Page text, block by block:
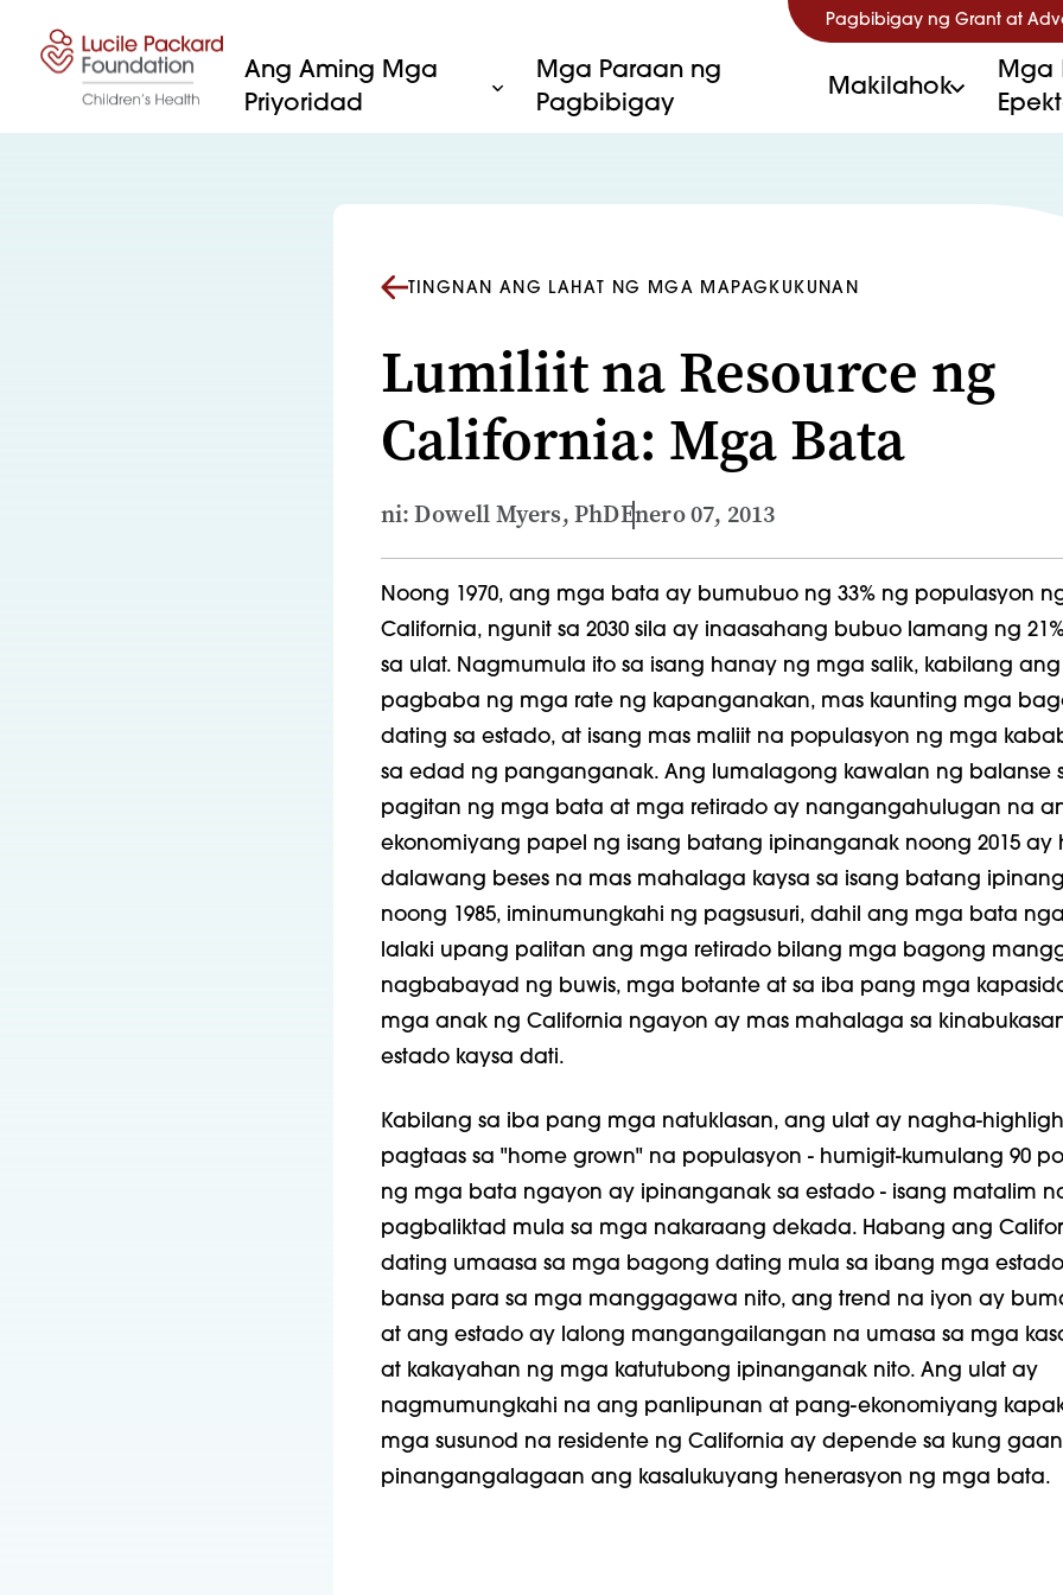
Pagbibigay ng Grant at
Ang Aming Mga
Priyoridad
Mga Paraan ng
Pagbibigay
Makilahok
Mga
TINGNAN ANG LAHAT NG MGA MAPAGKUKUNAN
Lumiliit na Resource ng
California: Mga Bata
ni: Dowell Myers, PhDEnero 07, 2013
Noong 1970, ang mga bata ay bumubuo ng 33% ng populasyon
California, ngunit sa 2030 sila ay inaasahang bubuo lamang ng
sa ulat. Nagmumula ito sa isang hanay ng mga salik, kabilang ang
pagbaba ng mga rate ng kapanganakan, mas kaunting mga
dating sa estado, at isang mas maliit na populasyon ng mga
sa edad ng panganganak. Ang lumalagong kawalan ng balanse
pagitan ng mga bata at mga retirado ay nangangahulugan na
ekonomiyang papel ng isang batang ipinanganak noong 2015 ay
dalawang beses na mas mahalaga kaysa sa isang batang
noong 1985, iminumungkahi ng pagsusuri, dahil ang mga bata
lalaki upang palitan ang mga retirado bilang mga bagong
nagbabayad ng buwis, mga botante at sa iba pang mga
mga anak ng California ngayon ay mas mahalaga sa
estado kaysa dati.
Kabilang sa iba pang mga natuklasan, ang ulat ay nagha-
pagtaas sa "home grown" na populasyon - humigit-kumulang 90
ng mga bata ngayon ay ipinanganak sa estado - isang matalim
pagbaliktad mula sa mga nakaraang dekada. Habang ang
dating umaasa sa mga bagong dating mula sa ibang mga
bansa para sa mga manggagawa nito, ang trend na iyon ay
at ang estado ay lalong mangangailangan na umasa sa mga
at kakayahan ng mga katutubong ipinanganak nito. Ang ulat ay
nagmumungkahi na ang panlipunan at pang-ekonomiyang
mga susunod na residente ng California ay depende sa kung
pinangangalagaan ang kasalukuyang henerasyon ng mga bata.